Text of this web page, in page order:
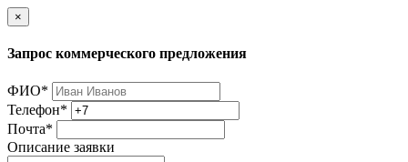
×
Запрос коммерческого предложения
ФИО*
Телефон*
Почта*
Описание заявки